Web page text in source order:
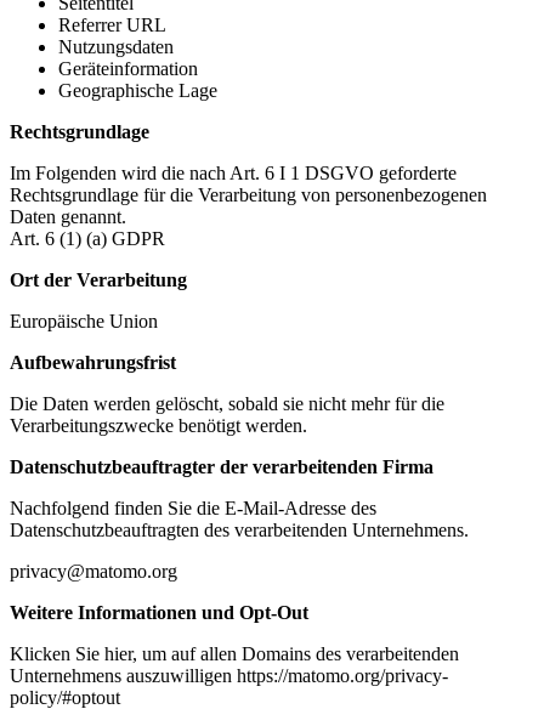
Referrer URL
Nutzungsdaten
Geräteinformation
Geographische Lage
Rechtsgrundlage
Im Folgenden wird die nach Art. 6 I 1 DSGVO geforderte
Rechtsgrundlage für die Verarbeitung von personenbezogenen
Daten genannt.
Art. 6 (1) (a) GDPR
Ort der Verarbeitung
Europäische Union
Aufbewahrungsfrist
Die Daten werden gelöscht, sobald sie nicht mehr für die
Verarbeitungszwecke benötigt werden.
Datenschutzbeauftragter der verarbeitenden Firma
Nachfolgend finden Sie die E-Mail-Adresse des
Datenschutzbeauftragten des verarbeitenden Unternehmens.
privacy@matomo.org
Weitere Informationen und Opt-Out
Klicken Sie hier, um auf allen Domains des verarbeitenden
Unternehmens auszuwilligen https://matomo.org/privacy-
policy/#optout